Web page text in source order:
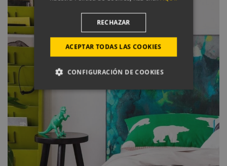
ACEPTAR TODAS LAS COOKIES
RECHAZAR
CONFIGURACIÓN DE COOKIES